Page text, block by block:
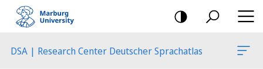
mobile
navigation
DSA | Research Center Deutscher Sprachatlas